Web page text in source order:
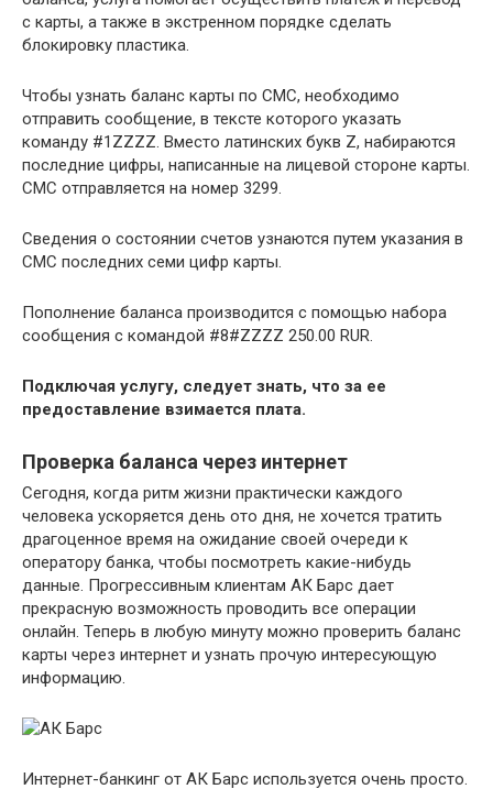
с карты, а также в экстренном порядке сделать
блокировку пластика.
Чтобы узнать баланс карты по СМС, необходимо
отправить сообщение, в тексте которого указать
команду #1ZZZZ. Вместо латинских букв Z, набираются
последние цифры, написанные на лицевой стороне карты.
СМС отправляется на номер 3299.
Сведения о состоянии счетов узнаются путем указания в
СМС последних семи цифр карты.
Пополнение баланса производится с помощью набора
сообщения с командой #8#ZZZZ 250.00 RUR.
Подключая услугу, следует знать, что за ее
предоставление взимается плата.
Проверка баланса через интернет
Сегодня, когда ритм жизни практически каждого
человека ускоряется день ото дня, не хочется тратить
драгоценное время на ожидание своей очереди к
оператору банка, чтобы посмотреть какие-нибудь
данные. Прогрессивным клиентам АК Барс дает
прекрасную возможность проводить все операции
онлайн. Теперь в любую минуту можно проверить баланс
карты через интернет и узнать прочую интересующую
информацию.
Интернет-банкинг от АК Барс используется очень просто.